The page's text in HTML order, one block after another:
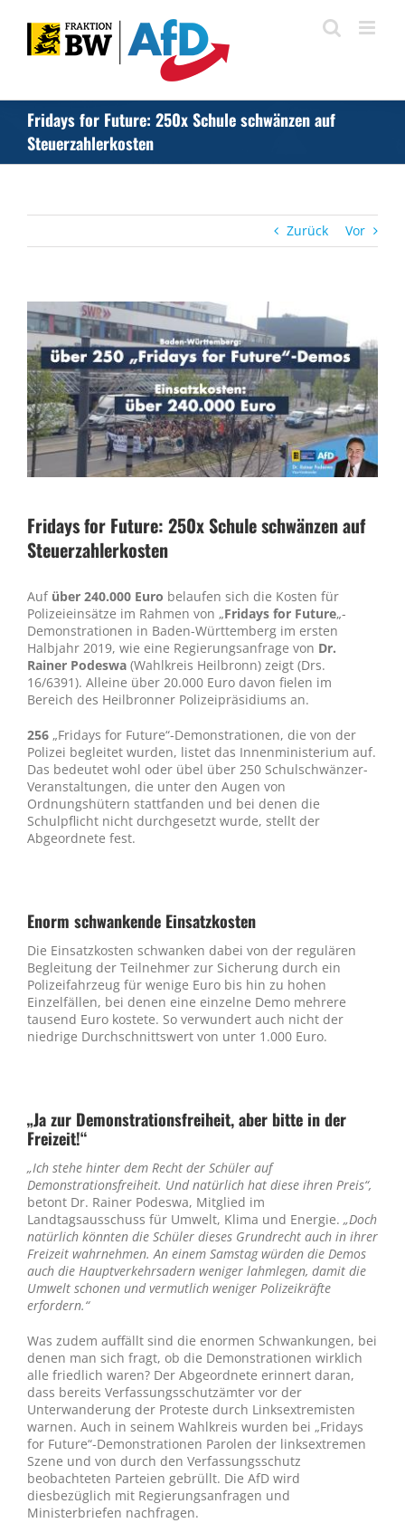
Inhalt
springen
Fridays for Future: 250x Schule schwänzen auf
Steuerzahlerkosten
Zurück Vor
Zeige
grösseres
Bild
Fridays for Future: 250x Schule schwänzen auf
Steuerzahlerkosten
Auf über 240.000 Euro belaufen sich die Kosten für
Polizeieinsätze im Rahmen von „Fridays for Future„-
Demonstrationen in Baden-Württemberg im ersten
Halbjahr 2019, wie eine Regierungsanfrage von Dr.
Rainer Podeswa (Wahlkreis Heilbronn) zeigt (Drs.
16/6391). Alleine über 20.000 Euro davon fielen im
Bereich des Heilbronner Polizeipräsidiums an.
256 „Fridays for Future“-Demonstrationen, die von der
Polizei begleitet wurden, listet das Innenministerium auf.
Das bedeutet wohl oder übel über 250 Schulschwänzer-
Veranstaltungen, die unter den Augen von
Ordnungshütern stattfanden und bei denen die
Schulpflicht nicht durchgesetzt wurde, stellt der
Abgeordnete fest.
Enorm schwankende Einsatzkosten
Die Einsatzkosten schwanken dabei von der regulären
Begleitung der Teilnehmer zur Sicherung durch ein
Polizeifahrzeug für wenige Euro bis hin zu hohen
Einzelfällen, bei denen eine einzelne Demo mehrere
tausend Euro kostete. So verwundert auch nicht der
niedrige Durchschnittswert von unter 1.000 Euro.
„Ja zur Demonstrationsfreiheit, aber bitte in der
Freizeit!“
„Ich stehe hinter dem Recht der Schüler auf
Demonstrationsfreiheit. Und natürlich hat diese ihren Preis“,
betont Dr. Rainer Podeswa, Mitglied im
Landtagsausschuss für Umwelt, Klima und Energie. „Doch
natürlich könnten die Schüler dieses Grundrecht auch in ihrer
Freizeit wahrnehmen. An einem Samstag würden die Demos
auch die Hauptverkehrsadern weniger lahmlegen, damit die
Umwelt schonen und vermutlich weniger Polizeikräfte
erfordern.“
Was zudem auffällt sind die enormen Schwankungen, bei
denen man sich fragt, ob die Demonstrationen wirklich
alle friedlich waren? Der Abgeordnete erinnert daran,
dass bereits Verfassungsschutzämter vor der
Unterwanderung der Proteste durch Linksextremisten
warnen. Auch in seinem Wahlkreis wurden bei „Fridays
for Future“-Demonstrationen Parolen der linksextremen
Szene und von durch den Verfassungsschutz
beobachteten Parteien gebrüllt. Die AfD wird
diesbezüglich mit Regierungsanfragen und
Ministerbriefen nachfragen.